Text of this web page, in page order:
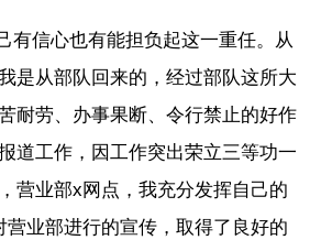
有信心也有能担负起这一重任。从
是从部队回来的，经过部队这所大
耐劳、办事果断、令行禁止的好作
道工作，因工作突出荣立三等功一
营业部x网点，我充分发挥自己的
业部进行的宣传，取得了良好的